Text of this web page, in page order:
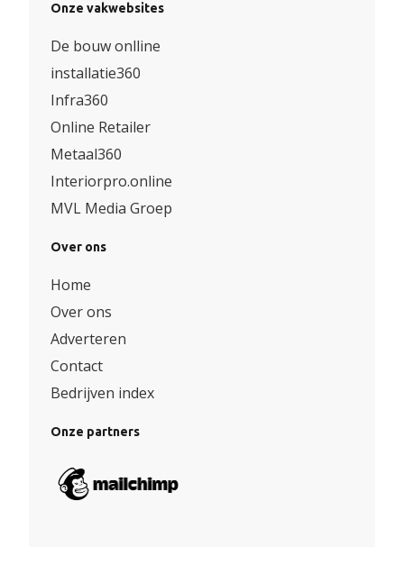
Onze vakwebsites
De bouw onlline
installatie360
Infra360
Online Retailer
Metaal360
Interiorpro.online
MVL Media Groep
Over ons
Home
Over ons
Adverteren
Contact
Bedrijven index
Onze partners